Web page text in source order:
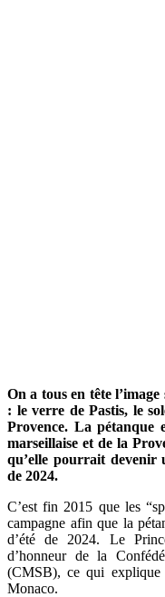
On a tous en tête
: le verre de Pastis, le
Provence. La pétanque
marseillaise et de la
qu’elle pourrait devenir
de 2024.
C’est fin 2015 que les
campagne afin que la
d’été de 2024. Le
d’honneur de la
(CMSB), ce qui explique
Monaco.